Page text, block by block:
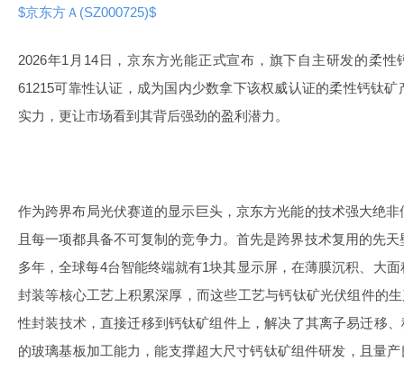
$京东方Ａ(SZ000725)$
2026年1月14日，京东方光能正式宣布，旗下自主研发的柔
61215可靠性认证，成为国内少数拿下该权威认证的柔性钙钛
实力，更让市场看到其背后强劲的盈利潜力。
作为跨界布局光伏赛道的显示巨头，京东方光能的技术强大绝
且每一项都具备不可复制的竞争力。首先是跨界技术复用的先
多年，全球每4台智能终端就有1块其显示屏，在薄膜沉积、大
封装等核心工艺上积累深厚，而这些工艺与钙钛矿光伏组件的
性封装技术，直接迁移到钙钛矿组件上，解决了其离子易迁移
的玻璃基板加工能力，能支撑超大尺寸钙钛矿组件研发，且量